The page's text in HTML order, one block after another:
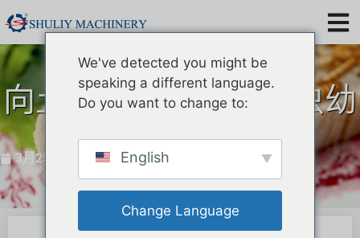
向土耳其出口第十粉虫幼
虫分类机
3月25，2025
We've detected you might be
speaking a different language.
Do you want to change to:
English
Change Language